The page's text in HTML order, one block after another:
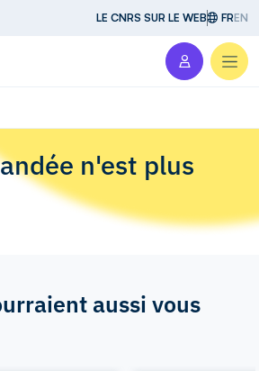
LE CNRS SUR LE WEB FREN
n'est plus
aussi vous